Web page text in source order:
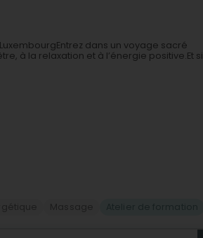
dans un voyage sacré
à la relaxation et à l’énergie positive.Et si